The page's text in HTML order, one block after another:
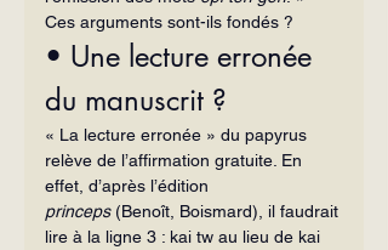
Ces arguments sont-ils fondés ?
• Une lecture erronée
du manuscrit ?
« La lecture erronée » du papyrus
relève de l’affirmation gratuite. En
effet, d’après l’édition
princeps (Benoît, Boismard), il faudrait
lire à la ligne 3 : kai tw au lieu de kai